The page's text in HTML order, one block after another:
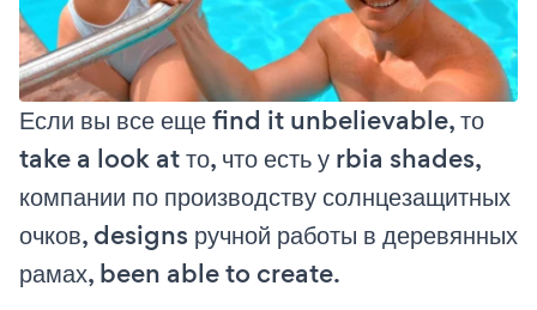
Если вы все еще find it unbelievable, то
take a look at то, что есть у rbia shades,
компании по производству солнцезащитных
очков, designs ручной работы в деревянных
рамах, been able to create.